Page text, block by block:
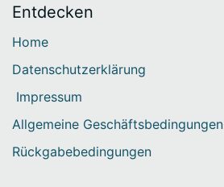
Entdecken
Home
Datenschutzerklärung
Impressum
Allgemeine Geschäftsbedingungen
Rückgabebedingungen